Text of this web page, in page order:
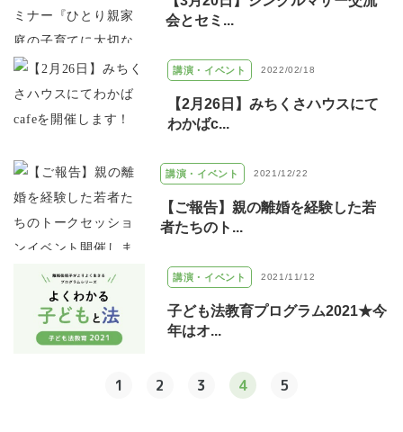
会とセミ...
講演・イベント 2022/02/18
【2月26日】みちくさハウスにて
わかばc...
講演・イベント 2021/12/22
【ご報告】親の離婚を経験した若
者たちのト...
講演・イベント 2021/11/12
子ども法教育プログラム2021★今
年はオ...
1 2 3 4 5